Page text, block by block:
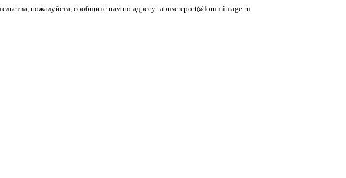
пожалуйста, сообщите нам по адресу: abusereport@forumimage.ru